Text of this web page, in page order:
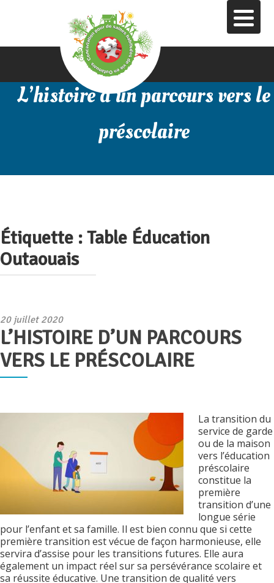
L’histoire d’un parcours vers le
préscolaire
Étiquette :Table Éducation
Outaouais
Publié
le
20 juillet 2020
L’HISTOIRE D’UN PARCOURS
VERS LE PRÉSCOLAIRE
La transition du
service de garde
ou de la maison
vers l’éducation
préscolaire
constitue la
première
transition d’une
longue série
pour l’enfant et sa famille. Il est bien connu que si cette
première transition est vécue de façon harmonieuse, elle
servira d’assise pour les transitions futures. Elle aura
également un impact réel sur sa persévérance scolaire et
sa réussite éducative. Une transition de qualité vers